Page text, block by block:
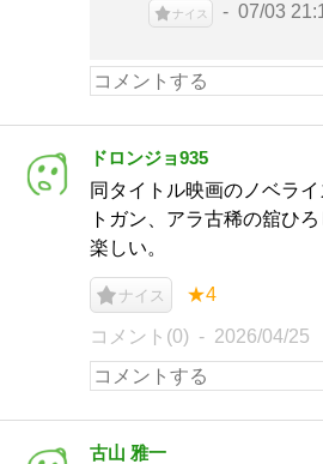
ナイス 07/03
ドロンジョ935
同タイトル映画のノベラ
トガン、アラ古稀の舘ひ
楽しい。
ナイス ★4
コメント(0) 2026/04/25
古山 雅一